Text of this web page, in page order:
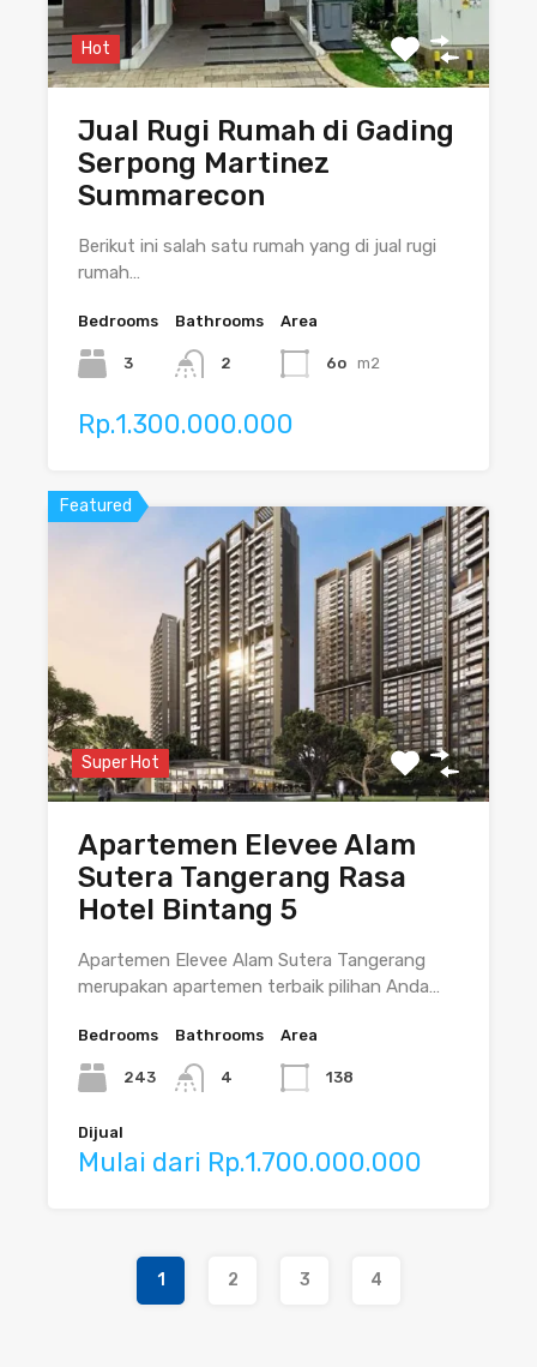
Hot
Jual Rugi Rumah di Gading
Serpong Martinez
Summarecon
Berikut ini salah satu rumah yang di jual rugi
rumah…
Bedrooms
3
Bathrooms
2
Area
6o m2
Rp.1.300.000.000
Featured
Super Hot
Apartemen Elevee Alam
Sutera Tangerang Rasa
Hotel Bintang 5
Apartemen Elevee Alam Sutera Tangerang
merupakan apartemen terbaik pilihan Anda…
Bedrooms
243
Bathrooms
4
Area
138
Dijual
Mulai dari Rp.1.700.000.000
1 2 3 4